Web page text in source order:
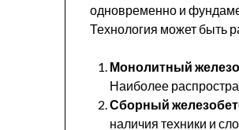
одновременно и
Технология может быть
Монолитный
Наиболее
Сборный
наличия техники и